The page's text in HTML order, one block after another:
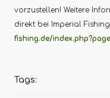
vorzustellen! Weitere
direkt bei Imperial
fishing.de/
Tags: